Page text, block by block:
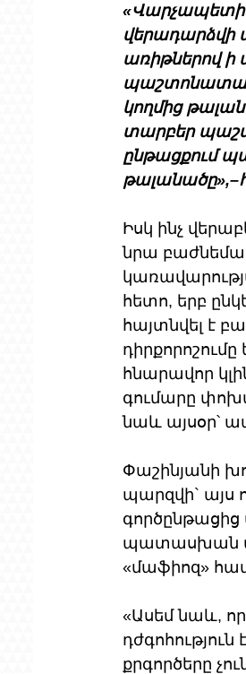
«Վարչապետի
վերադարձվի
առիթներով
կողմից
տարբեր
ընթացքում
Իսկ ինչ
նրա
հետո, երբ
հայտնվել է
հնարավոր
գումարը
նաև այսօր՝
Փաշինյանի
պարզվի` այս
պատասխան
«մաֆիոզ»
«Ասեմ նաև,
քրգործերը